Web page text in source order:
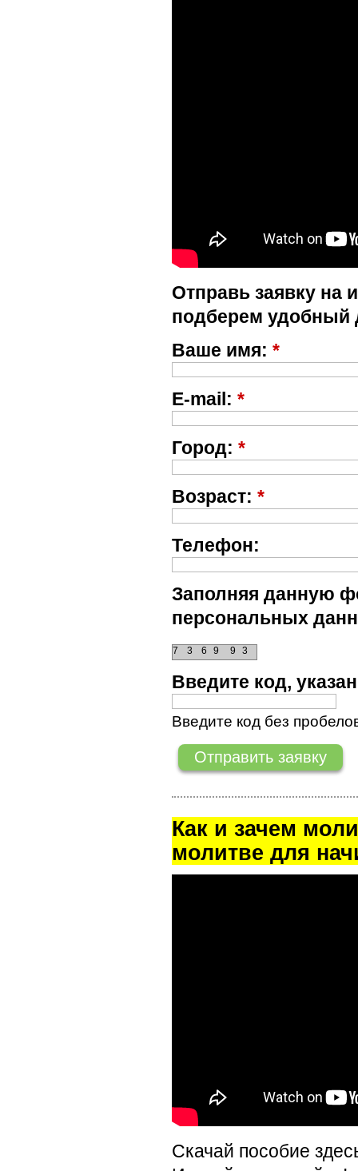
Отправь заявку на
подберем удобный
Ваше имя: *
E-mail: *
Город: *
Возраст: *
Телефон:
Заполняя данную
персональных
9
6 9
3
7 3
Введите код,
Введите код без
Как и зачем
молитве для
Скачай пособие